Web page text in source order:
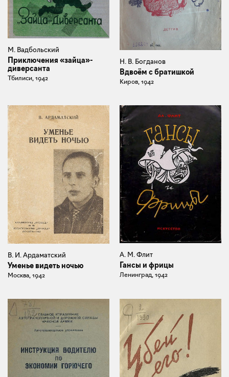
М. Вадбольский
Приключения «зайца»-
диверсанта
Тбилиси, 1942
Н. В. Богданов
Вдвоём с братишкой
Киров, 1942
В. И. Ардаматский
Уменье видеть ночью
Москва, 1942
А. М. Флит
Гансы и фрицы
Ленинград, 1942